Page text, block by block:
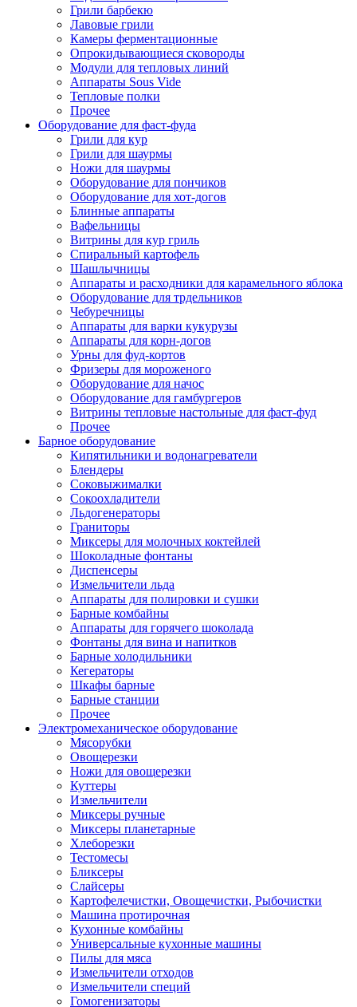
Грили барбекю
Лавовые грили
Камеры ферментационные
Опрокидывающиеся сковороды
Модули для тепловых линий
Аппараты Sous Vide
Тепловые полки
Прочее
Оборудование для фаст-фуда
Грили для кур
Грили для шаурмы
Ножи для шаурмы
Оборудование для пончиков
Оборудование для хот-догов
Блинные аппараты
Вафельницы
Витрины для кур гриль
Спиральный картофель
Шашлычницы
Аппараты и расходники для карамельного яблока
Оборудование для трдельников
Чебуречницы
Аппараты для варки кукурузы
Аппараты для корн-догов
Урны для фуд-кортов
Фризеры для мороженого
Оборудование для начос
Оборудование для гамбургеров
Витрины тепловые настольные для фаст-фуд
Прочее
Барное оборудование
Кипятильники и водонагреватели
Блендеры
Соковыжималки
Сокоохладители
Льдогенераторы
Граниторы
Миксеры для молочных коктейлей
Шоколадные фонтаны
Диспенсеры
Измельчители льда
Аппараты для полировки и сушки
Барные комбайны
Аппараты для горячего шоколада
Фонтаны для вина и напитков
Барные холодильники
Кегераторы
Шкафы барные
Барные станции
Прочее
Электромеханическое оборудование
Мясорубки
Овощерезки
Ножи для овощерезки
Куттеры
Измельчители
Миксеры ручные
Миксеры планетарные
Хлеборезки
Тестомесы
Бликсеры
Слайсеры
Картофелечистки, Овощечистки, Рыбочистки
Машина протирочная
Кухонные комбайны
Универсальные кухонные машины
Пилы для мяса
Измельчители отходов
Измельчители специй
Гомогенизаторы